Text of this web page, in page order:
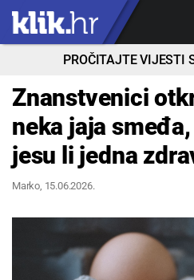
PROČITAJTE VIJESTI
Znanstvenici
neka jaja
jesu li jedna
Marko, 15.06.2026.